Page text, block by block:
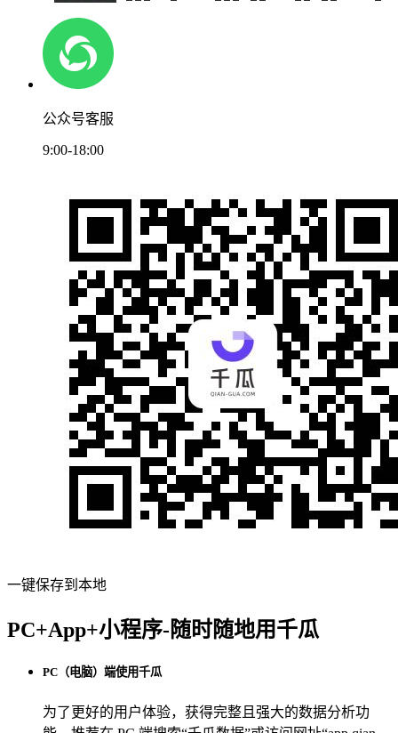
公众号客服
9:00-18:00
一键保存到本地
PC+App+小程序-随时随地用千瓜
PC（电脑）端使用千瓜
为了更好的用户体验，获得完整且强大的数据分析功